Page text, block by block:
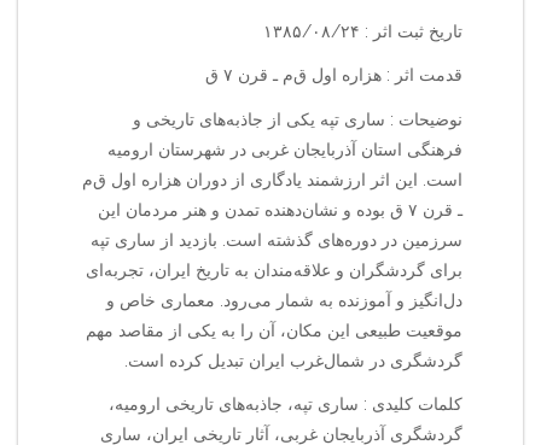
تاریخ ثبت اثر : ۱۳۸۵/۰۸/۲۴
قدمت اثر : هزاره اول ق‌م ـ قرن ۷ ق
نوضیحات : ساری تپه یکی از جاذبه‌های تاریخی و
فرهنگی استان آذربایجان غربی در شهرستان ارومیه
است. این اثر ارزشمند یادگاری از دوران هزاره اول ق‌م
ـ قرن ۷ ق بوده و نشان‌دهنده تمدن و هنر مردمان این
سرزمین در دوره‌های گذشته است. بازدید از ساری تپه
برای گردشگران و علاقه‌مندان به تاریخ ایران، تجربه‌ای
دل‌انگیز و آموزنده به شمار می‌رود. معماری خاص و
موقعیت طبیعی این مکان، آن را به یکی از مقاصد مهم
گردشگری در شمال‌غرب ایران تبدیل کرده است.
کلمات کلیدی : ساری تپه، جاذبه‌های تاریخی ارومیه،
گردشگری آذربایجان غربی، آثار تاریخی ایران، ساری